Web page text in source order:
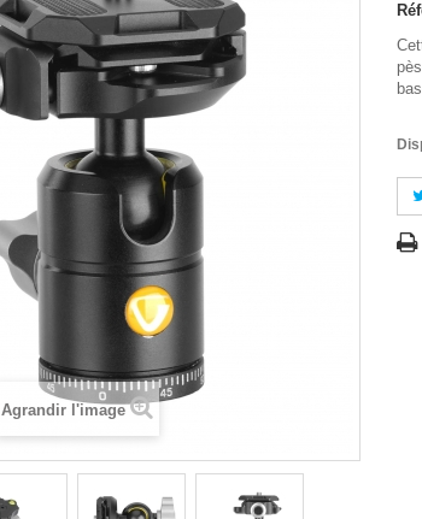
Agrandir l'image